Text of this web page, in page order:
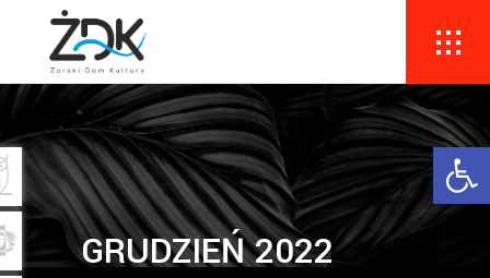
GRUDZIEŃ 2022